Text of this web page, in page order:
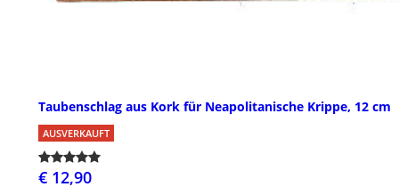
Taubenschlag aus Kork für Neapolitanische Krippe, 12 cm
AUSVERKAUFT
€ 12,90